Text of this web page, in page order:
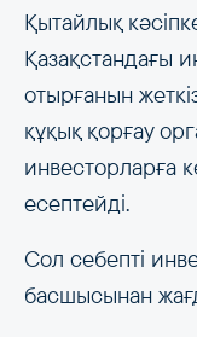
Қытайлық
Қазақстандағы
отырғанын
құқық қорғау
инвесторларға
есептейді.
Сол себепті
басшысынан